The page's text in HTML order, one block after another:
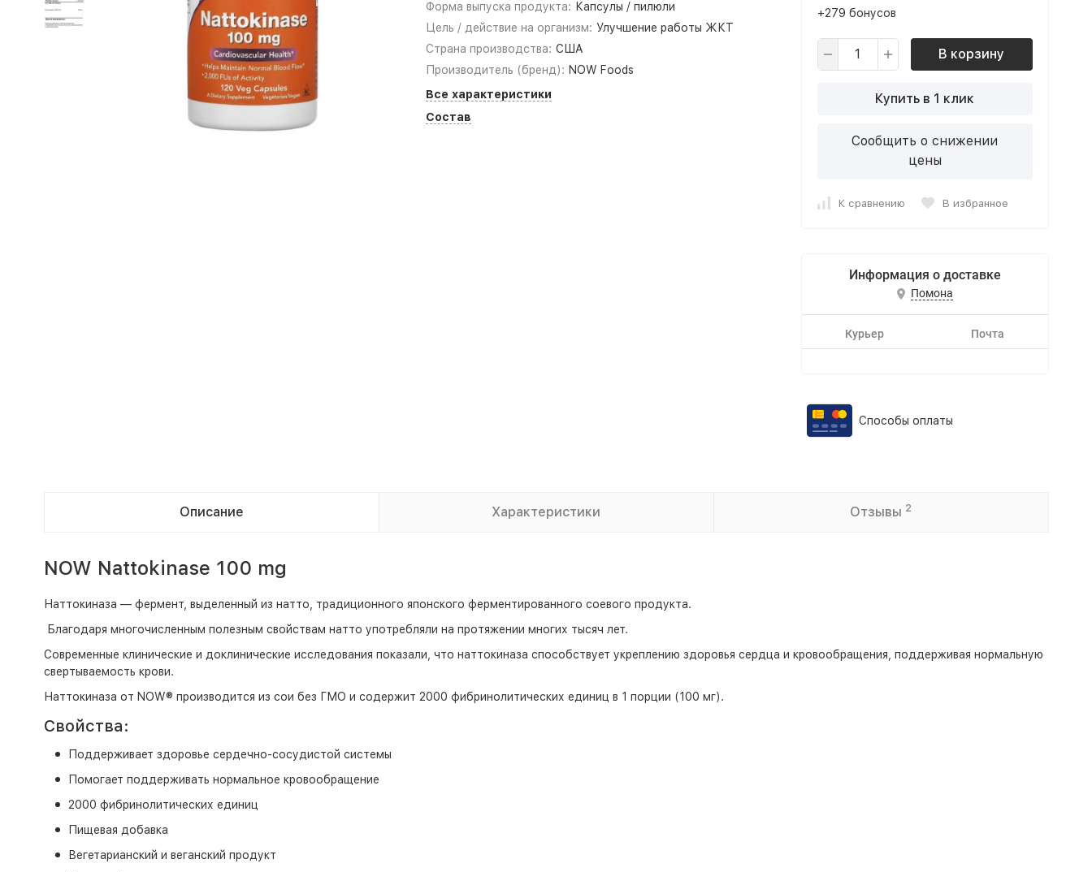
Форма выпуска продукта: Капсулы / пилюли
Цель / действие на организм: Улучшение работы ЖКТ
Страна производства: США
Производитель (бренд): NOW Foods
Все характеристики
Состав
+279 бонусов
В корзину
Купить в 1 клик
Сообщить о снижении
цены
К сравнению В избранное
Информация о доставке
Помона
Курьер Почта
Способы оплаты
Описание Характеристики Отзывы 2
NOW Nattokinase 100 mg
Наттокиназа — фермент, выделенный из натто, традиционного японского ферментированного соевого продукта.
Благодаря многочисленным полезным свойствам натто употребляли на протяжении многих тысяч лет.
Современные клинические и доклинические исследования показали, что наттокиназа способствует укреплению здоровья сердца и кровообращения, поддерживая нормальную
свертываемость крови.
Наттокиназа от NOW® производится из сои без ГМО и содержит 2000 фибринолитических единиц в 1 порции (100 мг).
Свойства:
Поддерживает здоровье сердечно-сосудистой системы
Помогает поддерживать нормальное кровообращение
2000 фибринолитических единиц
Пищевая добавка
Вегетарианский и веганский продукт